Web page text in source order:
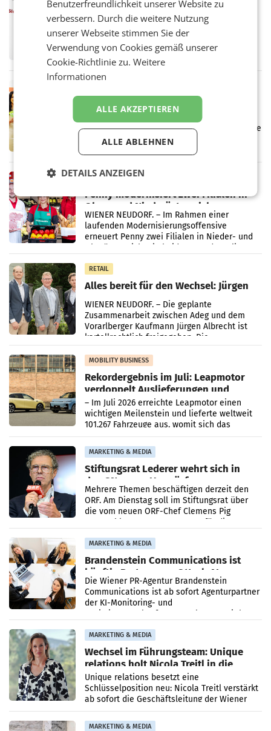
ProSiebenSat.1 spart und macht
überraschend viel Gewinn
UNTERFÖHRING/MAILAND/AMSTERDAM. Der
Fernsehkonzern ProSiebenSat.1 hat im
Frühjahr dank Kostensenkungen operativ
wieder Gewinn gemacht und die
Markterwartung deutlich übertroffen.
Eine Bühne für Zirkularität: ARA und
Müller informieren am POS über
Kreislauffähigkeit
Über den gesamten August hinweg rücken die
Altstoff Recycling Austria AG (ARA) und der
Handelskonzern Müller die Initiative
Müller-Filialen
RETAIL
Penny modernisiert zwei Filialen in
Ober- und Niederösterreich
WIENER NEUDORF. – Im Rahmen einer
laufenden Modernisierungsoffensive
erneuert Penny zwei Filialen in Nieder- und
Oberösterreich. Die beiden Standorte liegen
RETAIL
Alles bereit für den Wechsel: Jürgen
Albrecht setzt ab 1.1.2027 auf Adeg
WIENER NEUDORF. – Die geplante
Zusammenarbeit zwischen Adeg und dem
Vorarlberger Kaufmann Jürgen Albrecht ist
kartellrechtlich freigegeben: Die
Bundeswettbewerbsbehörde und der
Bundeskartellanwalt
MOBILITY BUSINESS
Rekordergebnis im Juli: Leapmotor
verdoppelt Auslieferungen und
überschreitet die 100.000er-Marke
– Im Juli 2026 erreichte Leapmotor einen
wichtigen Meilenstein und lieferte weltweit
101.267 Fahrzeuge aus, womit sich das
Ergebnis gegenüber Juli 2025 mehr als
verdoppelte (+102
MARKETING & MEDIA
Stiftungsrat Lederer wehrt sich in
den SN gegen Vorwürfe
Mehrere Themen beschäftigen derzeit den
ORF. Am Dienstag soll im Stiftungsrat über
die vom neuen ORF-Chef Clemens Pig
vorgeschlagenen Besetzungen für die
MARKETING & MEDIA
Brandenstein Communications ist
künftig Partner von OtterlyAI
Die Wiener PR-Agentur Brandenstein
Communications ist ab sofort Agenturpartner
der KI-Monitoring- und
Optimierungsplattform OtterlyAI. Damit baut
MARKETING & MEDIA
Wechsel im Führungsteam: Unique
relations holt Nicola Treitl in die
Geschäftsleitung
Unique relations besetzt eine
Schlüsselposition neu: Nicola Treitl verstärkt
ab sofort die Geschäftsleitung der Wiener
PR-Agentur an der Seite von Josef Kalina und
Anna Kalina-Mahr.
MARKETING & MEDIA
Benutzerfreundlichkeit unserer Website zu
verbessern. Durch die weitere Nutzung
unserer Webseite stimmen Sie der
Verwendung von Cookies gemäß unserer
Cookie-Richtlinie zu.Weitere
Informationen
ALLE AKZEPTIEREN
ALLE ABLEHNEN
DETAILS ANZEIGEN